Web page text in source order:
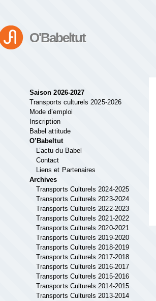
O'Babeltut
Saison 2026-2027
Transports culturels 2025-2026
Mode d’emploi
Inscription
Babel attitude
O’Babeltut
L’actu du Babel
Contact
Liens et Partenaires
Archives
Transports Culturels 2024-2025
Transports Culturels 2023-2024
Transports Culturels 2022-2023
Transports Culturels 2021-2022
Transports Culturels 2020-2021
Transports Culturels 2019-2020
Transports Culturels 2018-2019
Transports Culturels 2017-2018
Transports Culturels 2016-2017
Transports Culturels 2015-2016
Transports Culturels 2014-2015
Transports Culturels 2013-2014